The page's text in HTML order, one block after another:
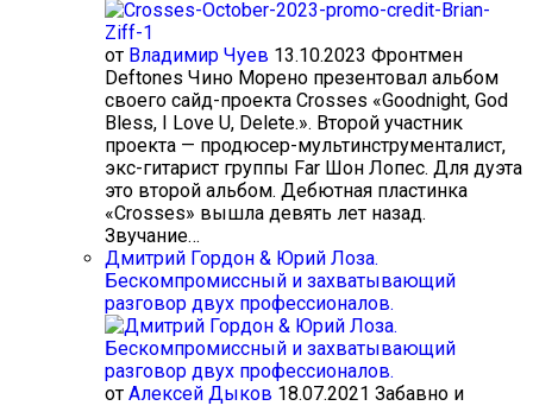
от Владимир Чуев 13.10.2023 Фронтмен
Deftones Чино Морено презентовал альбом
своего сайд-проекта Crosses «Goodnight, God
Bless, I Love U, Delete.». Второй участник
проекта — продюсер-мультинструменталист,
экс-гитарист группы Far Шон Лопес. Для дуэта
это второй альбом. Дебютная пластинка
«Crosses» вышла девять лет назад.
Звучание…
Дмитрий Гордон & Юрий Лоза.
Бескомпромиссный и захватывающий
разговор двух профессионалов.
от Алексей Дыков 18.07.2021 Забавно и